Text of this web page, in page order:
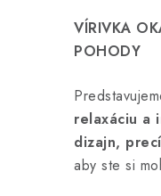
VÍRIVKA
POHODY
relaxáciu a
dizajn,
aby ste si